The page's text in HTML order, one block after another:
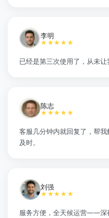
李明
★★★★★
已经是第三次使用了，从未让
陈志
★★★★★
客服几分钟内就回复了，帮
及时。
刘强
★★★★★
服务方便，全天候运营——深